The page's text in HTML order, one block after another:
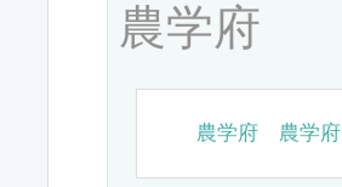
農学府
農学府 農学府